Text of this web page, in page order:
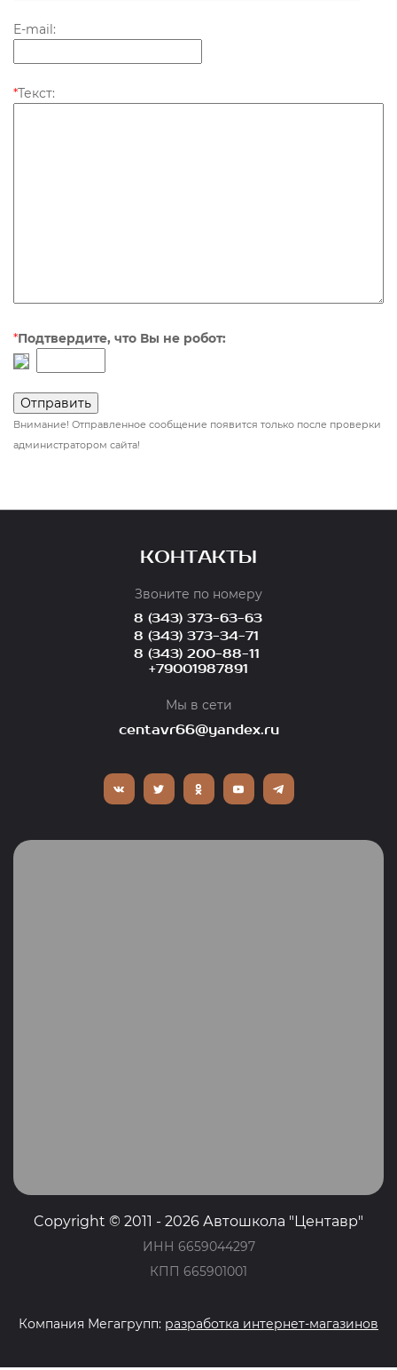
E-mail:
*Текст:
*Подтвердите, что Вы не робот:
Внимание! Отправленное сообщение появится только после проверки
администратором сайта!
КОНТАКТЫ
Звоните по номеру
8 (343) 373-63-63
8 (343) 373-34-71
8 (343) 200-88-11
+79001987891
Мы в сети
centavr66@yandex.ru
Copyright © 2011 - 2026 Автошкола "Центавр"
ИНН 6659044297
КПП 665901001
Компания Мегагрупп: разработка интернет-магазинов